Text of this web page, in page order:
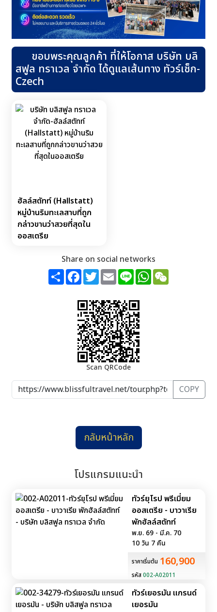
ขอบพระคุณลูกค้า ที่ให้โอกาส บริษัท บลิ
สฟูล ทราเวล จำกัด ได้ดูแลเส้นทาง ทัวร์เช็ก-
Czech
ฮัลล์สตัทท์ (Hallstatt)
หมู่บ้านริมทะเลสาบที่ถูก
กล่าวขานว่าสวยที่สุดใน
ออสเตรีย
Share on social networks
ShareFacebook
TwitterEmailLine WhatsApp
Scan QRCode
COPY
กลับหน้าหลัก
โปรแกรมแนะนำ
ทัวร์ยุโรป พรีเมี่ยม
ออสเตรีย - บาวาเรีย
พักฮัลล์สตัทท์
พ.ย. 69 - มี.ค. 70
10 วัน 7 คืน
ราคาเริ่มต้น 160,900
รหัส002-A02011
ทัวร์เยอรมัน แกรนด์
เยอรมัน